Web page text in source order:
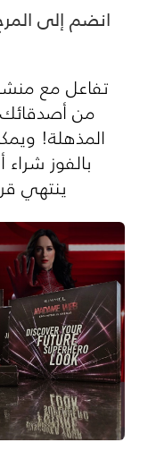
انضم إلى
من أصدقائك
المذهلة!
بالفوز
ينتهي